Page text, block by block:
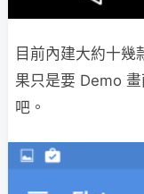
目前內建大約十幾
果只是要 Demo
吧。